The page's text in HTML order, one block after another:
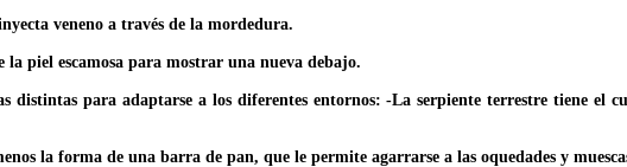
veneno a través de la mordedura.
la piel escamosa para mostrar una nueva debajo.
distintas para adaptarse a los diferentes entornos: -La serpiente terrestre tiene el
la forma de una barra de pan, que le permite agarrarse a las oquedades y